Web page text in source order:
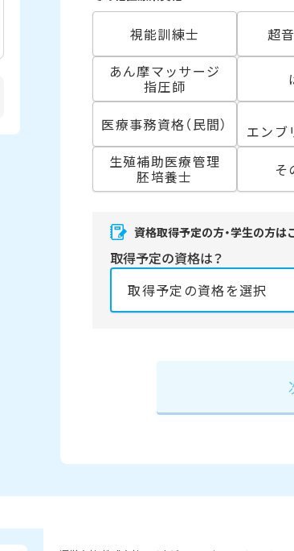
視能訓練士 超
あん摩マッサージ
指圧師
医療事務資格（民間） エンブ
生殖補助医療管理
胚培養士 そ
資格取得予定の方・学生の方は
取得予定の資格は？